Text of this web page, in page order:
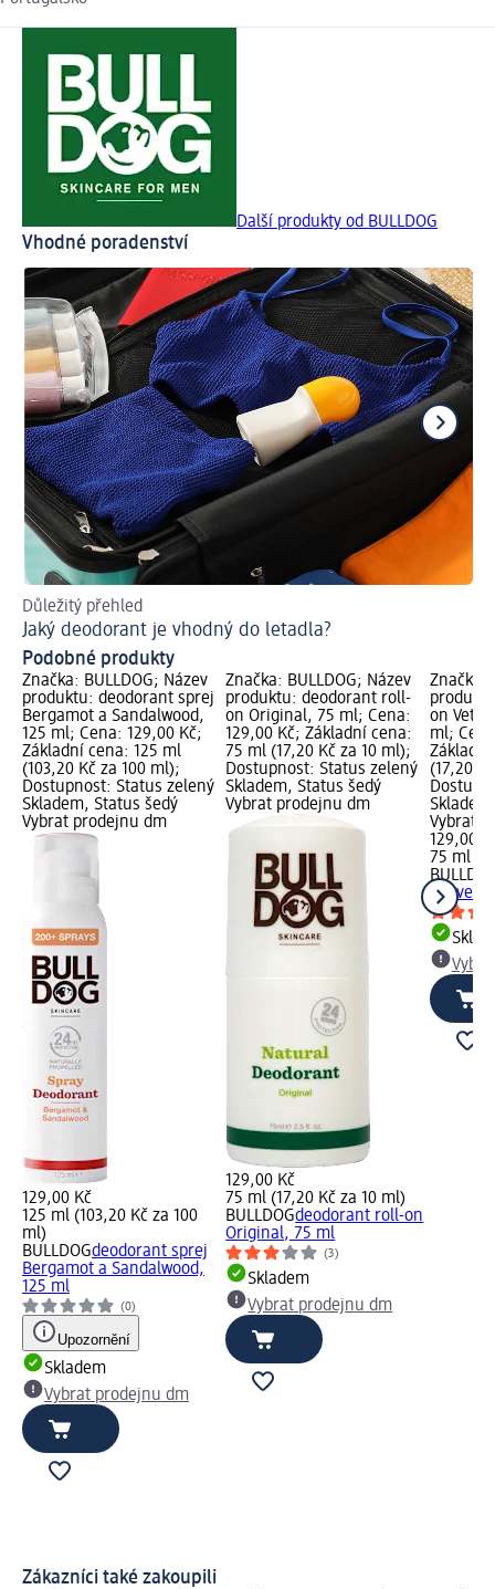
Další produkty od BULLDOG
Vhodné poradenství
Důležitý přehled
Jaký deodorant je vhodný do letadla?
Podobné produkty
Značka: BULLDOG; Název
produktu: deodorant sprej
Bergamot a Sandalwood,
125 ml; Cena: 129,00 Kč;
Základní cena: 125 ml
(103,20 Kč za 100 ml);
Dostupnost: Status zelený
Skladem, Status šedý
Vybrat prodejnu dm
129,00 Kč
125 ml (103,20 Kč za 100
ml)
BULLDOGdeodorant sprej
Bergamot a Sandalwood,
125 ml
(0)
Upozornění
Skladem
Vybrat prodejnu dm
Značka: BULLDOG; Název
produktu: deodorant roll-
on Original, 75 ml; Cena:
129,00 Kč; Základní cena:
75 ml (17,20 Kč za 10 ml);
Dostupnost: Status zelený
Skladem, Status šedý
Vybrat prodejnu dm
129,00 Kč
75 ml (17,20 Kč za 10 ml)
BULLDOGdeodorant roll-on
Original, 75 ml
(3)
Skladem
Vybrat prodejnu dm
Značka:
on
ml;
(17,20
Vybrat
129,00
75 ml
Vetiver
Zákazníci také zakoupili